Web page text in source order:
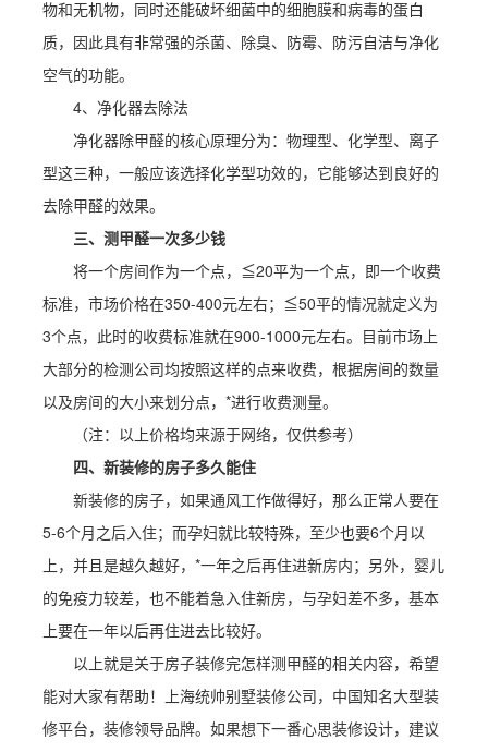
物和无机物，同时还能破坏细菌中的细胞膜和病毒的蛋白
质，因此具有非常强的杀菌、除臭、防霉、防污自洁与净化
空气的功能。
4、净化器去除法
净化器除甲醛的核心原理分为：物理型、化学型、离子
型这三种，一般应该选择化学型功效的，它能够达到良好的
去除甲醛的效果。
三、测甲醛一次多少钱
将一个房间作为一个点，≦20平为一个点，即一个收费
标准，市场价格在350-400元左右；≦50平的情况就定义为
3个点，此时的收费标准就在900-1000元左右。目前市场上
大部分的检测公司均按照这样的点来收费，根据房间的数量
以及房间的大小来划分点，*进行收费测量。
（注：以上价格均来源于网络，仅供参考）
四、新装修的房子多久能住
新装修的房子，如果通风工作做得好，那么正常人要在
5-6个月之后入住；而孕妇就比较特殊，至少也要6个月以
上，并且是越久越好，*一年之后再住进新房内；另外，婴儿
的免疫力较差，也不能着急入住新房，与孕妇差不多，基本
上要在一年以后再住进去比较好。
以上就是关于房子装修完怎样测甲醛的相关内容，希望
能对大家有帮助！上海统帅别墅装修公司，中国知名大型装
修平台，装修领导品牌。如果想下一番心思装修设计，建议